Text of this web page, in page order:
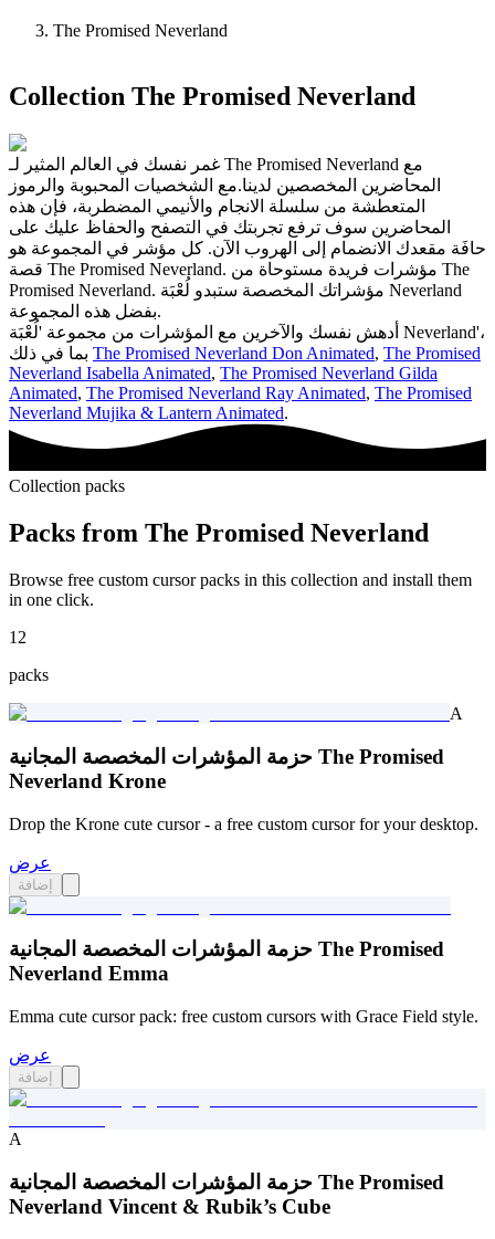
The Promised Neverland
Collection The Promised Neverland
غمر نفسك في العالم المثير لـ The Promised Neverland مع
المحاضرين المخصصين لدينا.مع الشخصيات المحبوبة والرموز
المتعطشة من سلسلة الانجام والأنيمي المضطربة، فإن هذه
المحاضرين سوف ترفع تجربتك في التصفح والحفاظ عليك على
حافَة مقعدك الانضمام إلى الهروب الآن. كل مؤشر في المجموعة هو
قصة The Promised Neverland. مؤشرات فريدة مستوحاة من The
Promised Neverland. مؤشراتك المخصصة ستبدو لُعْبَة Neverland
بفضل هذه المجموعة.
أدهش نفسك والآخرين مع المؤشرات من مجموعة 'لُعْبَة Neverland'،
The Promised Neverland Don Animated, The Promised
Neverland Isabella Animated, The Promised Neverland Gilda
Animated, The Promised Neverland Ray Animated, The Promised
Neverland Mujika & Lantern Animated.
Collection packs
Packs from The Promised Neverland
Browse free custom cursor packs in this collection and install them
in one click.
12
packs
A
حزمة المؤشرات المخصصة المجانية The Promised
Neverland Krone
Drop the Krone cute cursor - a free custom cursor for your desktop.
عرض
إضافة
حزمة المؤشرات المخصصة المجانية The Promised
Neverland Emma
Emma cute cursor pack: free custom cursors with Grace Field style.
عرض
إضافة
A
حزمة المؤشرات المخصصة المجانية The Promised
Neverland Vincent & Rubik’s Cube